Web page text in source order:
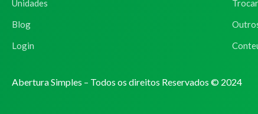
Unidades
Blog
Login
Abertura Simples – Todos os direitos Reservados © 2024